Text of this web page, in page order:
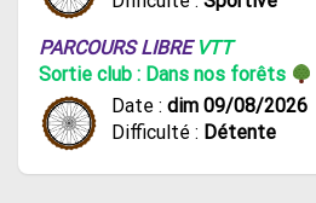
PARCOURS LIBRE VTT
Sortie club : Dans nos forêts
Date : dim 09/08/2026
Difficulté : Détente